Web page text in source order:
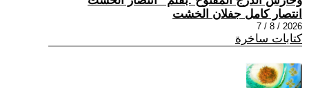
انتصار كامل جفلان الخشت
2026 / 8 / 7
كتابات ساخرة